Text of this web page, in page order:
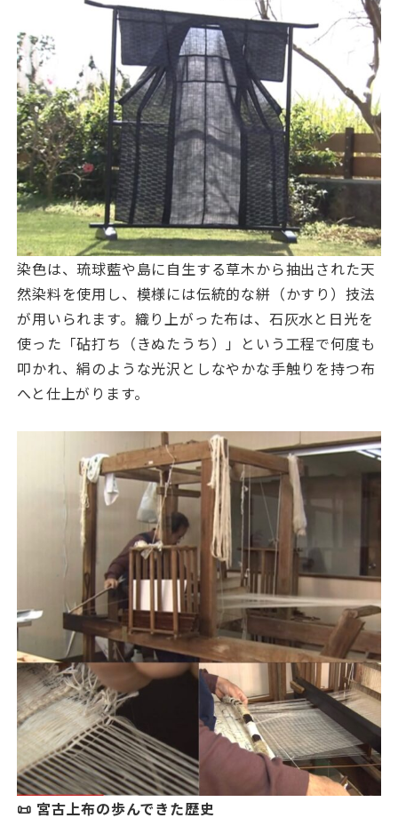
染色は、琉球藍や島に自生する草木から抽出された天
然染料を使用し、模様には伝統的な絣（かすり）技法
が用いられます。織り上がった布は、石灰水と日光を
使った「砧打ち（きぬたうち）」という工程で何度も
叩かれ、絹のような光沢としなやかな手触りを持つ布
へと仕上がります。
📜 宮古上布の歩んできた歴史